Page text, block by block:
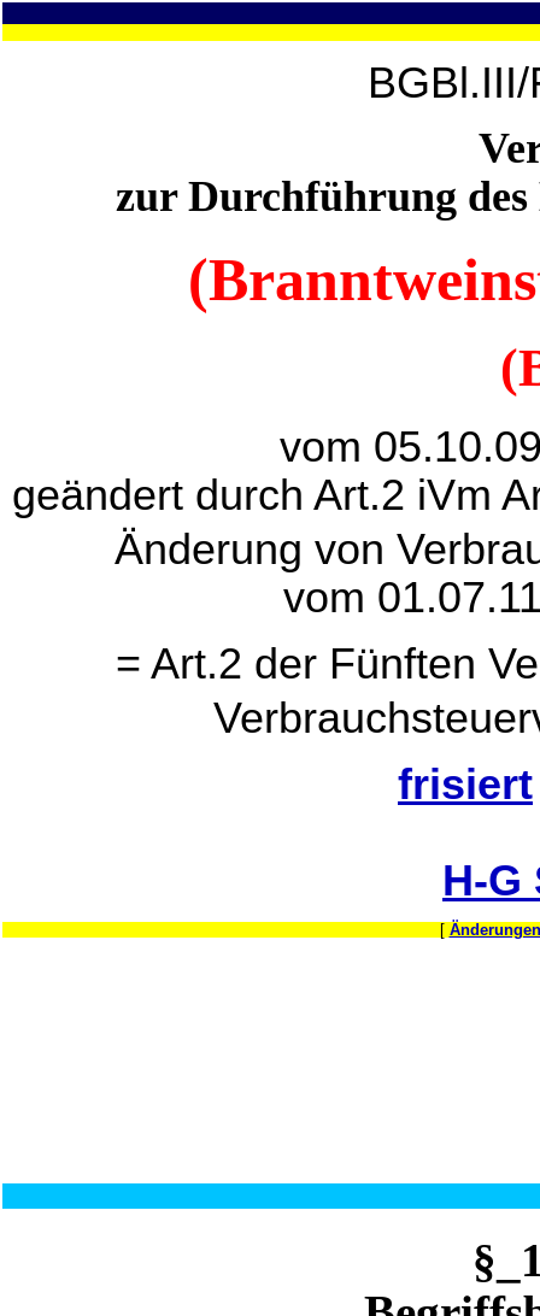
zur Durchführung des
vom
geändert durch Art.2 iVm
Änderung von
vom
= Art.2 der Fünften
frisiert
H-G
[